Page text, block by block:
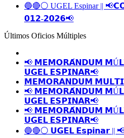
🔵🔴⚪️ UGEL Espinar ||
𝟬𝟭𝟮-𝟮𝟬𝟮𝟲📢
Últimos Oficios Múltiples
📢 𝗠𝗘𝗠𝗢𝗥𝗔́𝗡𝗗𝗨𝗠
𝗨𝗚𝗘𝗟 𝗘𝗦𝗣𝗜𝗡𝗔𝗥📢
𝗠𝗘𝗠𝗢𝗥𝗔𝗡𝗗𝗨𝗠
📢 𝗠𝗘𝗠𝗢𝗥𝗔́𝗡𝗗𝗨𝗠
𝗨𝗚𝗘𝗟 𝗘𝗦𝗣𝗜𝗡𝗔𝗥📢
📢 𝗠𝗘𝗠𝗢𝗥𝗔́𝗡𝗗𝗨𝗠
𝗨𝗚𝗘𝗟 𝗘𝗦𝗣𝗜𝗡𝗔𝗥📢
🔵🔴⚪️ 𝗨𝗚𝗘𝗟 𝗘𝘀𝗽𝗶𝗻𝗮𝗿